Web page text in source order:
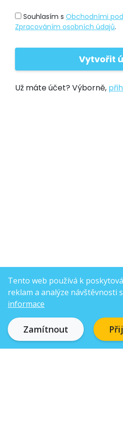
Souhlasím s Obchodními
Zpracováním osobních údajů.
Už máte účet? Výborně,
Tento web používá k
reklam a analýze návštěvnosti
informace
Zamítnout